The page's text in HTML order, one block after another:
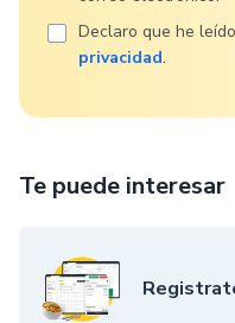
Te puede interesar
Declaro que he
privacidad.